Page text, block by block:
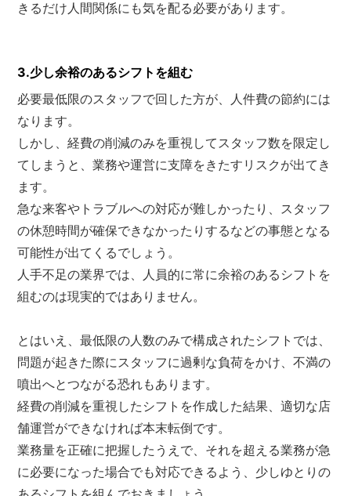
きるだけ人間関係にも気を配る必要があります。
3.少し余裕のあるシフトを組む
必要最低限のスタッフで回した方が、人件費の節約には
なります。
しかし、経費の削減のみを重視してスタッフ数を限定し
てしまうと、業務や運営に支障をきたすリスクが出てき
ます。
急な来客やトラブルへの対応が難しかったり、スタッフ
の休憩時間が確保できなかったりするなどの事態となる
可能性が出てくるでしょう。
人手不足の業界では、人員的に常に余裕のあるシフトを
組むのは現実的ではありません。
とはいえ、最低限の人数のみで構成されたシフトでは、
問題が起きた際にスタッフに過剰な負荷をかけ、不満の
噴出へとつながる恐れもあります。
経費の削減を重視したシフトを作成した結果、適切な店
舗運営ができなければ本末転倒です。
業務量を正確に把握したうえで、それを超える業務が急
に必要になった場合でも対応できるよう、少しゆとりの